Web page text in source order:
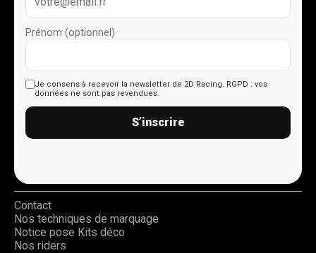
Prénom (optionnel)
Je consens à recevoir la newsletter de 2D Racing. RGPD : vos
données ne sont pas revendues.
S’inscrire
Contact
Nos techniques de marquage
Notice pose Kits déco
Nos riders